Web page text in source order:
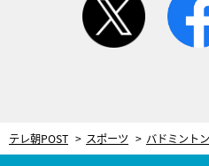
テレ朝POST スポーツ